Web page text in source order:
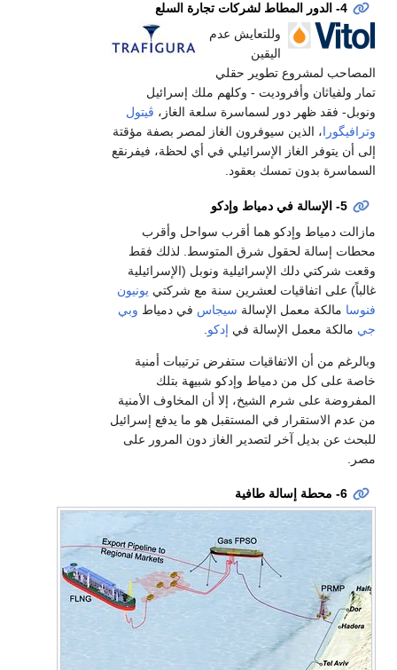
4- الدور المطاط لشركات تجارة السلع
وللتعايش عدم
اليقين
المصاحب لمشروع تطوير حقلي
تمار ولفياثان وأفروديت - وكلهم ملك إسرائيل
ونوبل- فقد ظهر دور لسماسرة سلعة الغاز، ڤيتول
وترافيگورا، الذين سيوفرون الغاز لمصر بصفة مؤقتة
إلى أن يتوفر الغاز الإسرائيلي في أي لحظة، فيفرنقع
السماسرة بدون تمسك بعقود.
5- الإسالة في دمياط وإدكو
مازالت دمياط وإدكو هما أقرب سواحل وأقرب
محطات إسالة لحقول شرق المتوسط. لذلك فقط
وقعت شركتي دلك الإسرائيلية ونوبل (الإسرائيلية
غالباً) على اتفاقيات لعشرين سنة مع شركتي يونيون
فنوسا مالكة معمل الإسالة سيجاس في دمياط وبي
جي مالكة معمل الإسالة في إدكو
وبالرغم من أن الاتفاقيات ستفرض ترتيبات أمنية
خاصة على كل من دمياط وإدكو شبيهة بتلك
المفروضة على شرم الشيخ، إلا أن المخاوف الأمنية
من عدم الاستقرار في المستقبل هو ما يدفع إسرائيل
للبحث عن بديل آخر لتصدير الغاز دون المرور على
مصر.
6- محطة إسالة طافية